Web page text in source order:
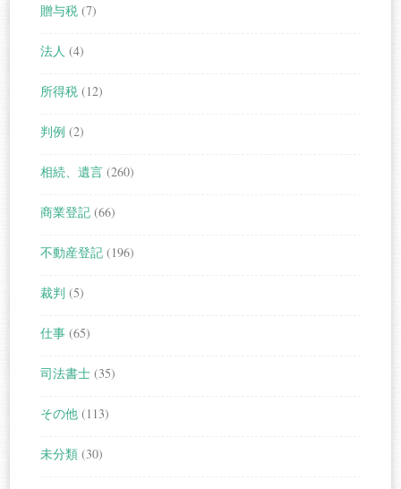
贈与税 (7)
法人 (4)
所得税 (12)
判例 (2)
相続、遺言 (260)
商業登記 (66)
不動産登記 (196)
裁判 (5)
仕事 (65)
司法書士 (35)
その他 (113)
未分類 (30)